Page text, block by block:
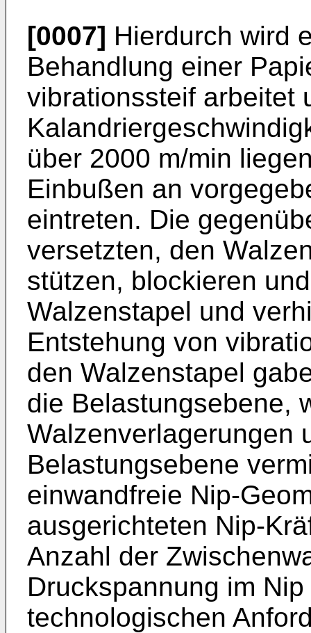
[0007] Hierdurch wird
Behandlung einer
vibrationssteif arbeitet
über 2000 m/min
Einbußen an
eintreten. Die
versetzten, den
stützen, blockieren
Walzenstapel und
Entstehung von
den Walzenstapel
die Belastungsebene,
Walzenverlagerungen
Belastungsebene
einwandfreie Nip-
ausgerichteten Nip-
Anzahl der
Druckspannung im
technologischen